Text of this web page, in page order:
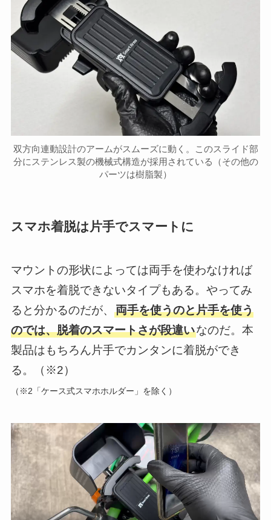
双方向連動設計のアームがスムーズに動く。このスライド部
分にステンレス製の機械式構造が採用されている（その他の
パーツは樹脂製）
スマホ着脱は片手でスマートに
マウントの形状によっては両手を使わなければ
スマホを着脱できないタイプもある。やってみ
ると分かるのだが、 両手を使うのと片手を使う
のでは、脱着のスマートさが段違いなのだ。本
製品はもちろん片手でカンタンに着脱ができ
る。（※2）
（※2「ケース式スマホホルダー」を除く）